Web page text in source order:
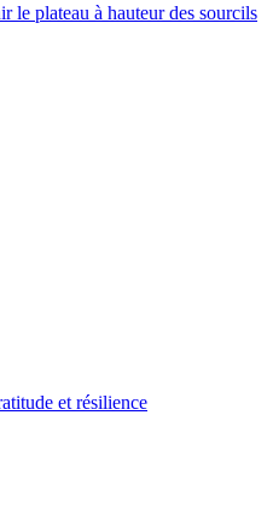
le plateau à hauteur des sourcils
et résilience